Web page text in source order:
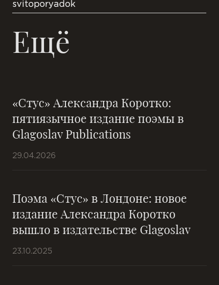
svitoporyadok
Ещё
«Стус» Александра Коротко:
пятиязычное издание поэмы в
Glagoslav Publications
29.04.2026
Поэма «Стус» в Лондоне: новое
издание Александра Коротко
вышло в издательстве Glagoslav
23.10.2025